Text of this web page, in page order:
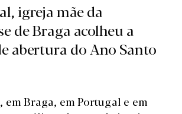
igreja mãe da
de Braga acolheu a
abertura do Ano Santo
em Braga, em Portugal e em